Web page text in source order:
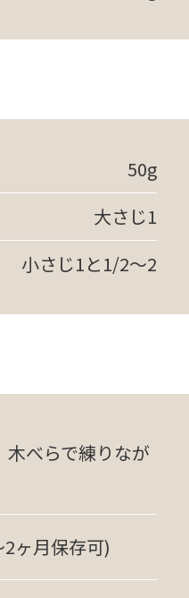
50g
大さじ1
小さじ1と1/2～2
べらで練りなが
ヶ月保存可)